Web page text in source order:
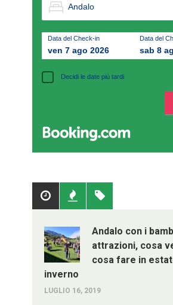
Data del Check-in
ven 7 ago 2026
Data del
sab 8
Decidi le date più tardi
PopolariRecenti
Andalo con i
attrazioni, cosa
cosa fare in
inverno
LUGLIO 16, 2019